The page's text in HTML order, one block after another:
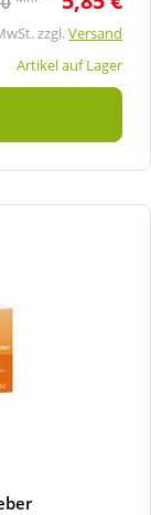
zzgl.Versand
Artikel auf Lager